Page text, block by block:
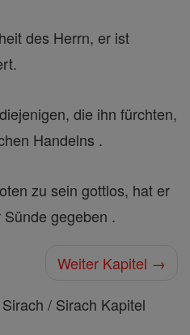
des Herrn, er ist
die ihn fürchten,
Handelns .
zu sein gottlos, hat er
gegeben .
Weiter Kapitel →
/ Sirach Kapitel